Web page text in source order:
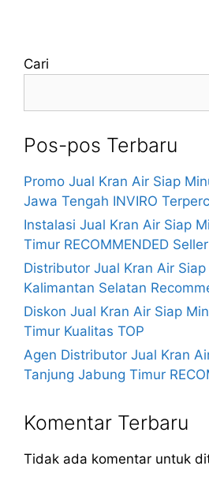
Cari
Pos-pos Terbaru
Promo Jual Kran Air Siap
Jawa Tengah INVIRO
Instalasi Jual Kran Air Siap
Timur RECOMMENDED Seller
Distributor Jual Kran Air
Kalimantan Selatan
Diskon Jual Kran Air Siap
Timur Kualitas TOP
Agen Distributor Jual Kran
Tanjung Jabung Timur
Komentar Terbaru
Tidak ada komentar untuk